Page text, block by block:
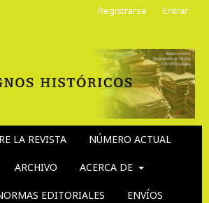
LA REVISTA NÚMERO ACTUAL
ARCHIVO ACERCA DE
EDITORIALES ENVÍOS
Registrarse Entrar